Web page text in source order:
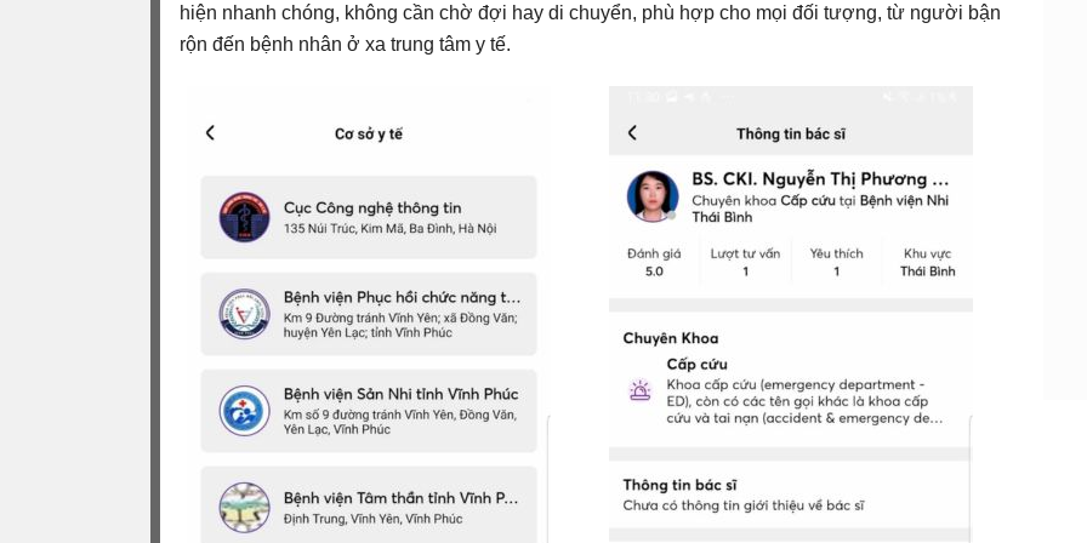
hiện nhanh chóng, không cần chờ đợi hay di chuyển, phù hợp cho mọi đối tượng, từ người bận
rộn đến bệnh nhân ở xa trung tâm y tế.